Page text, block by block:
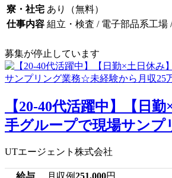
寮・社宅 あり（無料）
仕事内容 組立・検査 / 電子部品系工場
募集が停止しています
【20-40代活躍中】【日
手グループで現場サンプ
UTエージェント株式会社